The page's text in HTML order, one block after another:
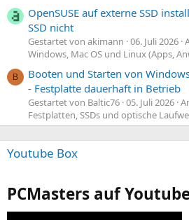
OpenSUSE auf externe SSD
SSD nicht
Gestartet von akimann 06. Juli 2026
Windows, Mac OS und Linux (Apps,
B
Booten und Starten von
- Festplatte dauerhaft in Betrieb
Gestartet von Baltic76 05. Juli 2026
Festplatten, SSDs und optische
Youtube Box
PCMasters auf